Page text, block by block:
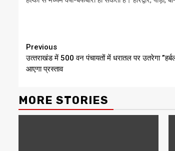
Continue
Reading
Previous
उत्‍तराखंड में 500 वन पंचायतों में धरातल पर उतरेगा
आएगा प्रस्ताव
MORE STORIES